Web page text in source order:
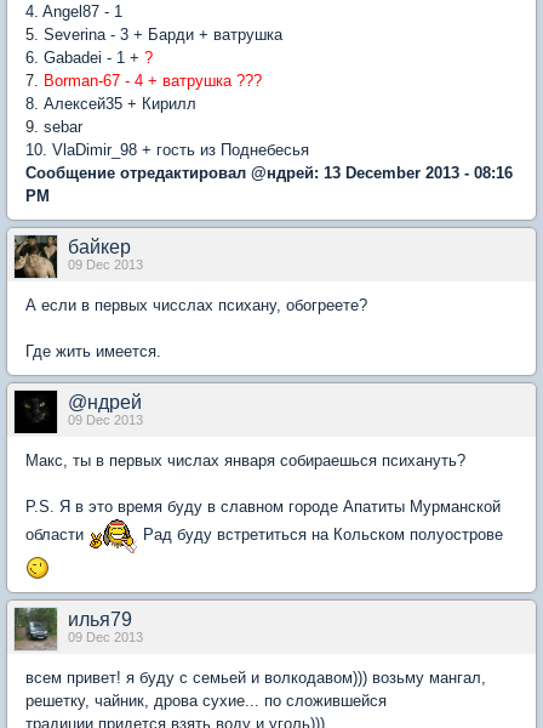
4. Angel87 - 1
5. Severina - 3 + Барди + ватрушка
6. Gabadei - 1 + ?
7. Borman-67 - 4 + ватрушка ???
8. Алексей35 + Кирилл
9. sebar
10. VlaDimir_98 + гость из Поднебесья
Сообщение отредактировал @ндрей: 13 December 2013 - 08:16
PM
байкер
09 Dec 2013
А если в первых чисслах психану, обогреете?
Где жить имеется.
@ндрей
09 Dec 2013
Макс, ты в первых числах января собираешься психануть?
P.S. Я в это время буду в славном городе Апатиты Мурманской
области
Рад буду встретиться на Кольском полуострове
илья79
09 Dec 2013
всем привет! я буду с семьей и волкодавом))) возьму мангал,
решетку, чайник, дрова сухие... по сложившейся
традиции,придется взять воду и уголь)))